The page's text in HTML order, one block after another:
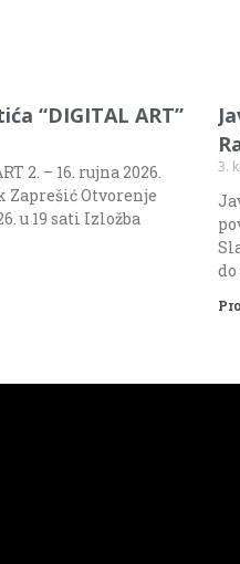
“DIGITAL ART”
2. – 16. rujna 2026.
Zaprešić Otvorenje
u 19 sati Izložba
3.